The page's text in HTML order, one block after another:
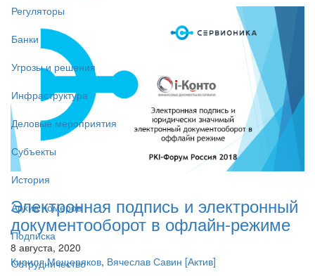
Регуляторы
Банки
Угрозы и решения
Инфраструктура
Деловые мероприятия
Субъекты
История
Архив номеров
Подписка
Сотрудничество
Электронная подпись и электронный
документооборот в офлайн-режиме
8 августа, 2020
Кирилл Мещеряков, Вячеслав Савин [Актив]